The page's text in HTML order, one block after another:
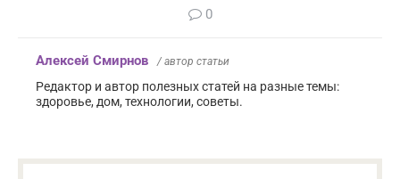
0
Алексей Смирнов / автор статьи
Редактор и автор полезных статей на разные темы:
здоровье, дом, технологии, советы.